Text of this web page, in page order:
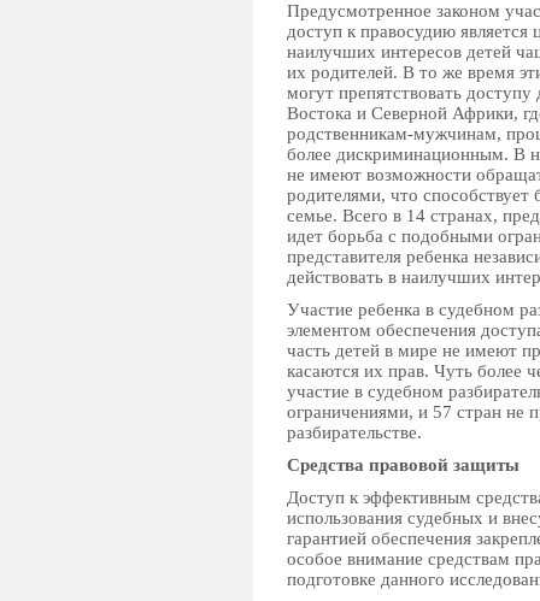
Предусмотренное законом
доступ к правосудию является
наилучших интересов детей
их родителей. В то же время
могут препятствовать
Востока и Северной Африки,
родственникам-мужчинам,
более дискриминационным. В
не имеют возможности
родителями, что способствует
семье. Всего в 14 странах,
идет борьба с подобными
представителя ребенка
действовать в наилучших
Участие ребенка в судебном
элементом обеспечения
часть детей в мире не имеют
касаются их прав. Чуть более
участие в судебном
ограничениями, и 57 стран не
разбирательстве.
Средства правовой защиты
Доступ к эффективным
использования судебных и
гарантией обеспечения
особое внимание средствам
подготовке данного